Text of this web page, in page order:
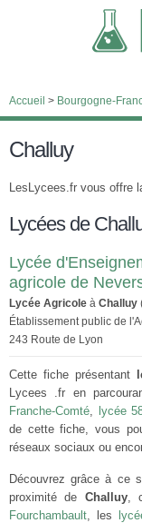
Accueil > Bourgogne-
Challuy
LesLycees.fr vous offre
Lycées de
Lycée
agricole de
Lycée Agricole à Challuy
Établissement public de
243 Route de Lyon
Cette fiche présentant
Lycees .fr en
Franche-Comté, lycée
de cette fiche, vous
réseaux sociaux ou
Découvrez grâce à ce
proximité de Challuy,
Fourchambault, les